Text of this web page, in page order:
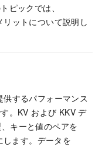
ピックでは、
ットについて説明し
するパフォーマンス
。KV および KKV デ
キーと値のペアを
ます。データを